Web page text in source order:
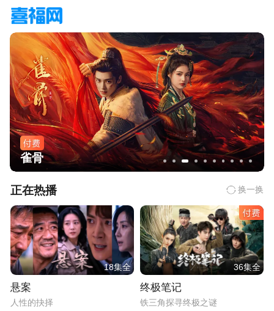
雀骨
正在热播 换一换
18集全
悬案
人性的抉择
36集全
终极笔记
铁三角探寻终极之谜